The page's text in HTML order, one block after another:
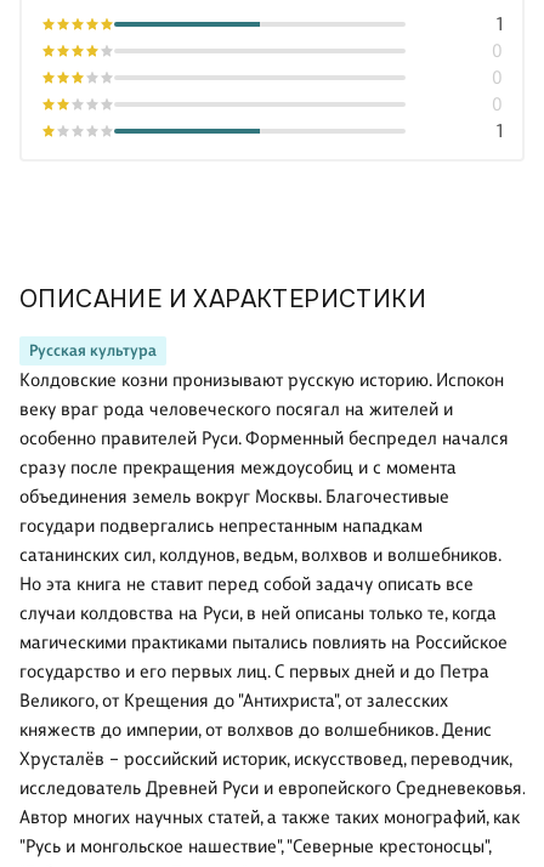
ОПИСАНИЕ И ХАРАКТЕРИСТИКИ
Русская культура
Колдовские козни пронизывают русскую историю. Испокон
веку враг рода человеческого посягал на жителей и
особенно правителей Руси. Форменный беспредел начался
сразу после прекращения междоусобиц и с момента
объединения земель вокруг Москвы. Благочестивые
государи подвергались непрестанным нападкам
сатанинских сил, колдунов, ведьм, волхвов и волшебников.
Но эта книга не ставит перед собой задачу описать все
случаи колдовства на Руси, в ней описаны только те, когда
магическими практиками пытались повлиять на Российское
государство и его первых лиц. С первых дней и до Петра
Великого, от Крещения до "Антихриста", от залесских
княжеств до империи, от волхвов до волшебников. Денис
Хрусталёв – российский историк, искусствовед, переводчик,
исследователь Древней Руси и европейского Средневековья.
Автор многих научных статей, а также таких монографий, как
"Русь и монгольское нашествие", "Северные крестоносцы",
1
0
0
0
1